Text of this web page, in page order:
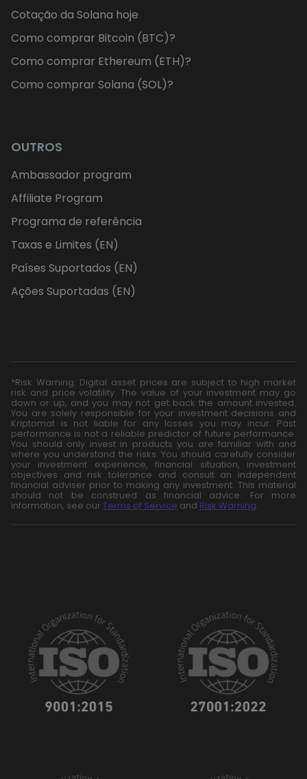
Cotação da Solana hoje
Como comprar Bitcoin (BTC)?
Como comprar Ethereum (ETH)?
Como comprar Solana (SOL)?
OUTROS
Ambassador program
Affiliate Program
Programa de referência
Taxas e Limites (EN)
Países Suportados (EN)
Ações Suportadas (EN)
*Risk Warning: Digital asset prices are subject to high market
risk and price volatility. The value of your investment may go
down or up, and you may not get back the amount invested.
You are solely responsible for your investment decisions and
Kriptomat is not liable for any losses you may incur. Past
performance is not a reliable predictor of future performance.
You should only invest in products you are familiar with and
where you understand the risks. You should carefully consider
your investment experience, financial situation, investment
objectives and risk tolerance and consult an independent
financial adviser prior to making any investment. This material
should not be construed as financial advice. For more
information, see our Terms of Service and Risk Warning.